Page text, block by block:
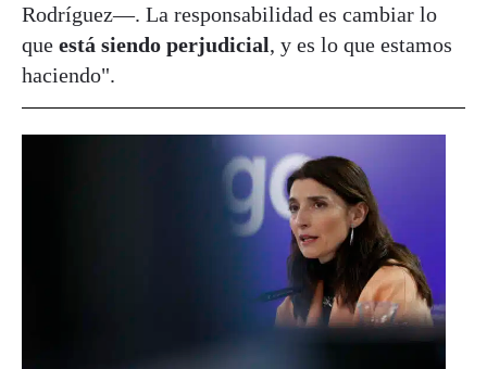
Rodríguez—. La responsabilidad es cambiar lo
que está siendo perjudicial, y es lo que estamos
haciendo".